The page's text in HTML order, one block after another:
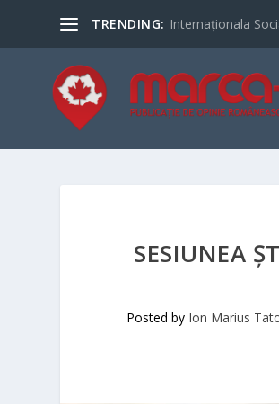
TRENDING: Internaționala
SESIUNEA
Posted by Ion Marius